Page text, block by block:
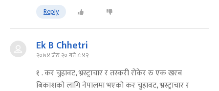
Reply
Ek B Chhetri
२०७४ जेठ २० गते ८:४२
१ . कर चुहावट, भ्रस्ट्राचार र तस्करी रोकेर रु एक खरब
बिकाशको लागि नेपालमा भएको कर चुहावट, भ्रस्ट्राचार र